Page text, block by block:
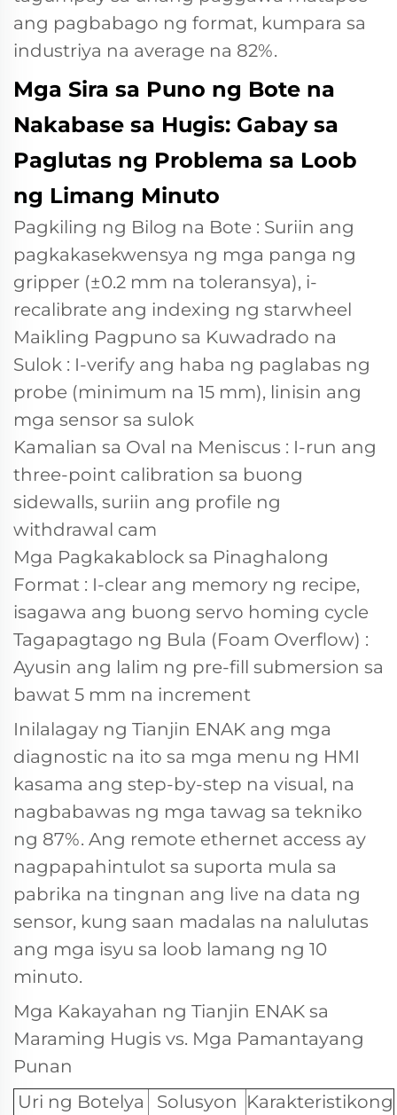
ang pagbabago ng format, kumpara sa
industriya na average na 82%.
Mga Sira sa Puno ng Bote na
Nakabase sa Hugis: Gabay sa
Paglutas ng Problema sa Loob
ng Limang Minuto
Pagkiling ng Bilog na Bote : Suriin ang
pagkakasekwensya ng mga panga ng
gripper (±0.2 mm na toleransya), i-
recalibrate ang indexing ng starwheel
Maikling Pagpuno sa Kuwadrado na
Sulok : I-verify ang haba ng paglabas ng
probe (minimum na 15 mm), linisin ang
mga sensor sa sulok
Kamalian sa Oval na Meniscus : I-run ang
three-point calibration sa buong
sidewalls, suriin ang profile ng
withdrawal cam
Mga Pagkakablock sa Pinaghalong
Format : I-clear ang memory ng recipe,
isagawa ang buong servo homing cycle
Tagapagtago ng Bula (Foam Overflow) :
Ayusin ang lalim ng pre-fill submersion sa
bawat 5 mm na increment
Inilalagay ng Tianjin ENAK ang mga
diagnostic na ito sa mga menu ng HMI
kasama ang step-by-step na visual, na
nagbabawas ng mga tawag sa tekniko
ng 87%. Ang remote ethernet access ay
nagpapahintulot sa suporta mula sa
pabrika na tingnan ang live na data ng
sensor, kung saan madalas na nalulutas
ang mga isyu sa loob lamang ng 10
minuto.
Mga Kakayahan ng Tianjin ENAK sa
Maraming Hugis vs. Mga Pamantayang
Punan
Uri ng Botelya
Solusyon Karakteristikong